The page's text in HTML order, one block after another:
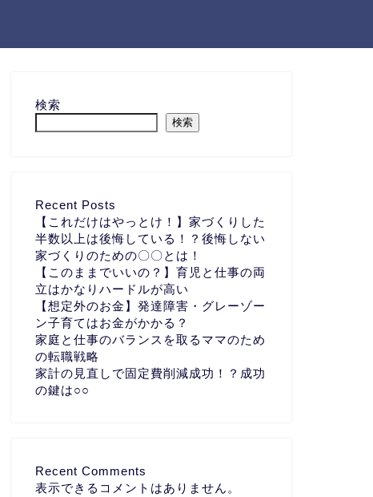
検索
検索
Recent Posts
【これだけはやっとけ！】家づくりした
半数以上は後悔している！？後悔しない
家づくりのための〇〇とは！
【このままでいいの？】育児と仕事の両
立はかなりハードルが高い
【想定外のお金】発達障害・グレーゾー
ン子育てはお金がかかる？
家庭と仕事のバランスを取るママのため
の転職戦略
家計の見直しで固定費削減成功！？成功
の鍵は○○
Recent Comments
表示できるコメントはありません。